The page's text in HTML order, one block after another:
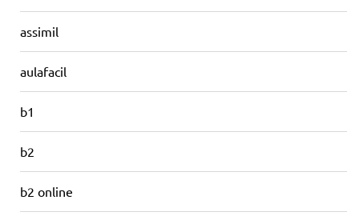
assimil
aulafacil
b1
b2
b2 online